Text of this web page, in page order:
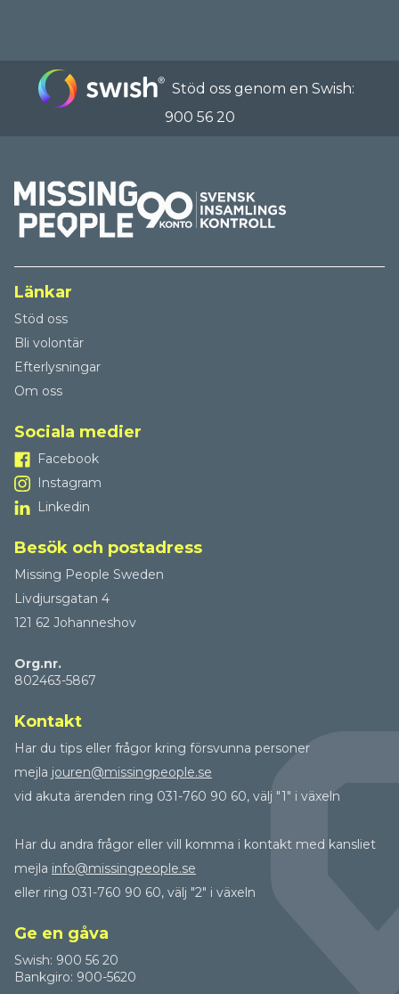
Stöd oss genom en Swish:
900 56 20
Länkar
Stöd oss
Bli volontär
Efterlysningar
Om oss
Sociala medier
Facebook
Instagram
Linkedin
Besök och postadress
Missing People Sweden
Livdjursgatan 4
121 62 Johanneshov
Org.nr.
802463-5867
Kontakt
Har du tips eller frågor kring försvunna personer
mejla jouren@missingpeople.se
vid akuta ärenden ring 031-760 90 60, välj "1" i växeln
Har du andra frågor eller vill komma i kontakt med kansliet
mejla info@missingpeople.se
eller ring 031-760 90 60, välj "2" i växeln
Ge en gåva
Swish: 900 56 20
Bankgiro: 900-5620